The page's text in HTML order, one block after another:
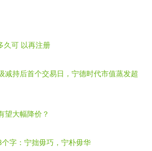
久可 以再注册
减持后首个交易日，宁德时代市值蒸发超
望大幅降价？
字：宁拙毋巧，宁朴毋华